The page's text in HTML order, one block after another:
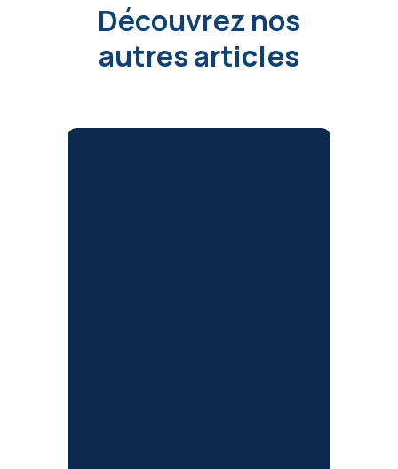
Découvrez nos
autres articles